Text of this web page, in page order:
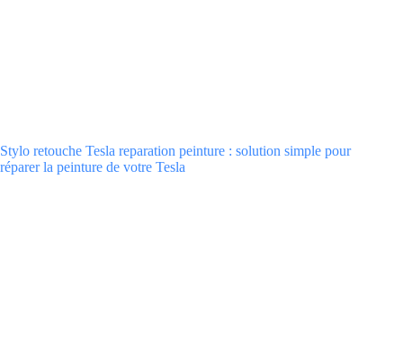
Stylo retouche Tesla reparation peinture : solution simple pour
réparer la peinture de votre Tesla